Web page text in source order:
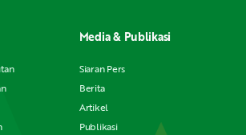
Media & Publikasi
Siaran Pers
Berita
Artikel
Publikasi